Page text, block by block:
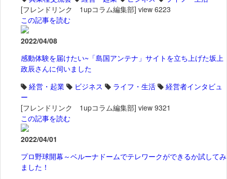
[フレンドリンク 1upコラム編集部] view 6223
この記事を読む
2022/04/08
感動体験を届けたい~「島国アンテナ」サイトを立ち上げた坂上
政辰さんに伺いました
経営・起業
ビジネス ライフ・生活
経営者インタビュ
ー
[フレンドリンク 1upコラム編集部] view 9321
この記事を読む
2022/04/01
プロ野球開幕～ベルーナドームでテレワークができるか試してみ
ました！